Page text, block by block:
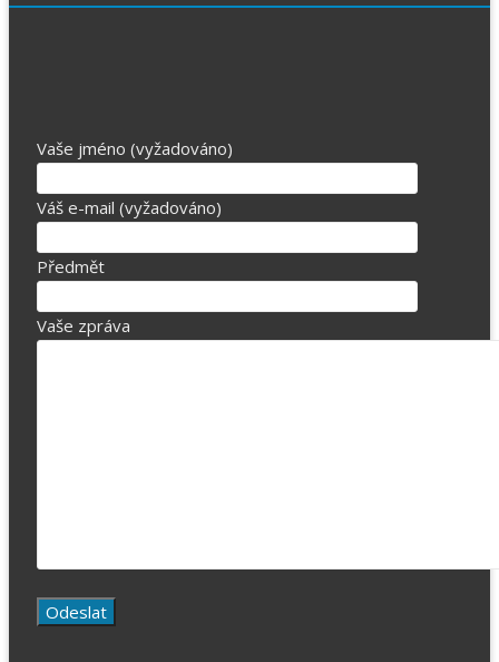
Vaše jméno (vyžadováno)
Váš e-mail (vyžadováno)
Předmět
Vaše zpráva